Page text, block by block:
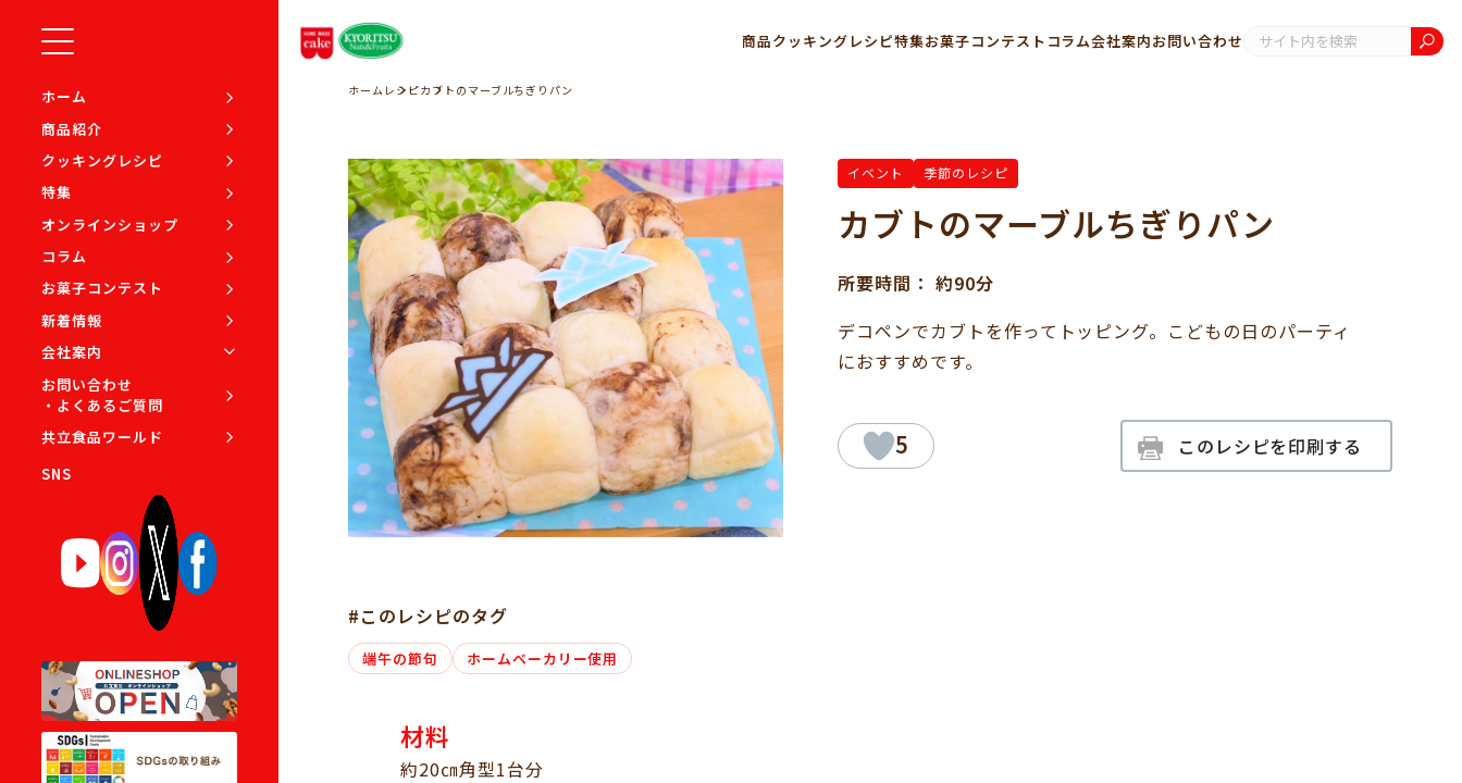
ホーム
商品紹介
クッキングレシピ
特集
オンラインショップ
コラム
お菓子コンテスト
新着情報
会社案内
お問い合わせ
・よくあるご質問
共立食品ワールド
SNS
商品クッキングレシピ特集お菓子コンテスト コラム会社案内お問い合わせ
ホーム レシピカブトのマーブルちぎりパン
イベント 季節のレシピ
カブトのマーブルちぎりパン
所要時間： 約90分
デコペンでカブトを作ってトッピング。こどもの日のパーティ
におすすめです。
5 このレシピを印刷する
#このレシピのタグ
端午の節句 ホームベーカリー使用
材料
約20㎝角型1台分